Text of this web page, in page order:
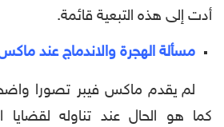
أدت إلى هذه التبعية قائمة.
مسألة الهجرة والاندماج عند
لم يقدم ماكس فيبر تصورا
كما هو الحال عند تناوله لقضايا